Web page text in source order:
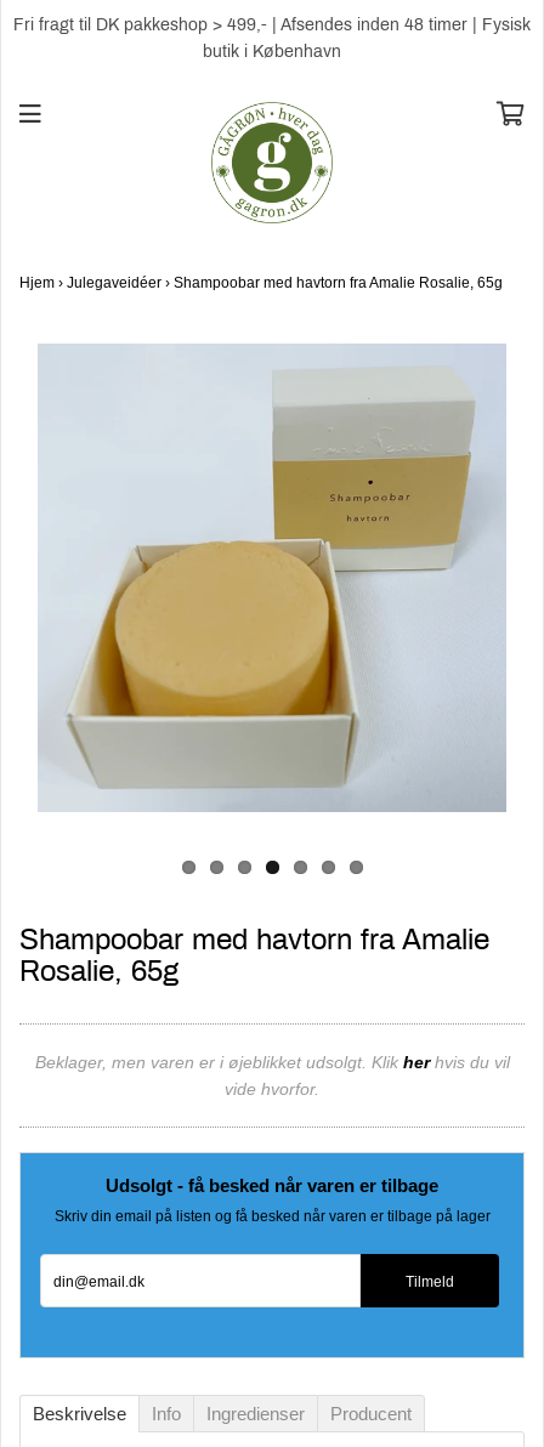
Fri fragt til DK pakkeshop > 499,- | Afsendes inden 48 timer | Fysisk
butik i København
Hjem › Julegaveidéer › Shampoobar med havtorn fra Amalie Rosalie, 65g
Shampoobar med havtorn fra Amalie
Rosalie, 65g
Beklager, men varen er i øjeblikket udsolgt. Klik herhvis du vil
vide hvorfor.
Udsolgt - få besked når varen er tilbage
Skriv din email på listen og få besked når varen er tilbage på lager
Tilmeld
Beskrivelse Info Ingredienser Producent